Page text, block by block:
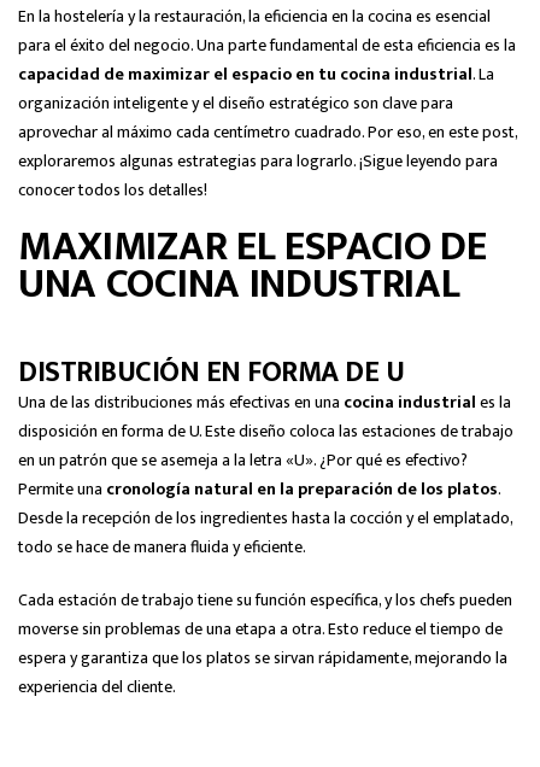
En la hostelería y la restauración, la eficiencia en la cocina es esencial
para el éxito del negocio. Una parte fundamental de esta eficiencia es la
capacidad de maximizar el espacio en tu cocina industrial. La
organización inteligente y el diseño estratégico son clave para
aprovechar al máximo cada centímetro cuadrado. Por eso, en este post,
exploraremos algunas estrategias para lograrlo. ¡Sigue leyendo para
conocer todos los detalles!
MAXIMIZAR EL ESPACIO DE
UNA COCINA INDUSTRIAL
DISTRIBUCIÓN EN FORMA DE U
Una de las distribuciones más efectivas en una cocina industriales la
disposición en forma de U. Este diseño coloca las estaciones de trabajo
en un patrón que se asemeja a la letra «U». ¿Por qué es efectivo?
Permite una cronología natural en la preparación de los platos.
Desde la recepción de los ingredientes hasta la cocción y el emplatado,
todo se hace de manera fluida y eficiente.
Cada estación de trabajo tiene su función específica, y los chefs pueden
moverse sin problemas de una etapa a otra. Esto reduce el tiempo de
espera y garantiza que los platos se sirvan rápidamente, mejorando la
experiencia del cliente.